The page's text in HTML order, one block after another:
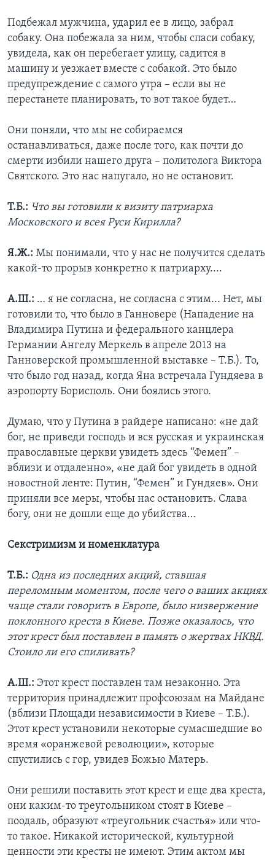
Подбежал мужчина, ударил ее в лицо, забрал
собаку. Она побежала за ним, чтобы спаси собаку,
увидела, как он перебегает улицу, садится в
машину и уезжает вместе с собакой. Это было
предупреждение с самого утра – если вы не
перестанете планировать, то вот такое будет…
Они поняли, что мы не собираемся
останавливаться, даже после того, как почти до
смерти избили нашего друга – политолога Виктора
Святского. Это нас напугало, но не остановит.
Т.Б.: Что вы готовили к визиту патриарха
Московского и всея Руси Кирилла?
Я.Ж.: Мы понимали, что у нас не получится сделать
какой-то прорыв конкретно к патриарху....
А.Ш.: … я не согласна, не согласна с этим... Нет, мы
готовили то, что было в Ганновере (Нападение на
Владимира Путина и федерального канцлера
Германии Ангелу Меркель в апреле 2013 на
Ганноверской промышленной выставке – Т.Б.). То,
что было год назад, когда Яна встречала Гундяева в
аэропорту Борисполь. Они боялись этого.
Думаю, что у Путина в райдере написано: «не дай
бог, не приведи господь и вся русская и украинская
православные церкви увидеть здесь “Фемен” –
вблизи и отдаленно», «не дай бог увидеть в одной
новостной ленте: Путин, “Фемен” и Гундяев». Они
приняли все меры, чтобы нас остановить. Слава
богу, они не дошли еще до убийства…
Секстримизм и номенклатура
Т.Б.: Одна из последних акций, ставшая
переломным моментом, после чего о ваших акциях
чаще стали говорить в Европе, было низвержение
поклонного креста в Киеве. Позже оказалось, что
этот крест был поставлен в память о жертвах НКВД.
Стоило ли его спиливать?
А.Ш.: Этот крест поставлен там незаконно. Эта
территория принадлежит профсоюзам на Майдане
(вблизи Площади независимости в Киеве – Т.Б.).
Этот крест установили некоторые сумасшедшие во
время «оранжевой революции», которые
спустились с гор, увидев Божью Матерь.
Они решили поставить этот крест и еще два креста,
они каким-то треугольником стоят в Киеве –
поодаль, образуют «треугольник счастья» или что-
то такое. Никакой исторической, культурной
ценности эти кресты не имеют. Этим актом мы